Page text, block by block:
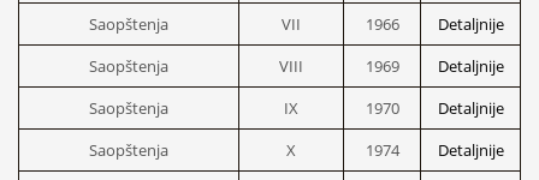
Saopštenja
VII 1966
Detaljnije
Saopštenja
VIII 1969
Detaljnije
Saopštenja
IX 1970
Detaljnije
Saopštenja
X 1974
Detaljnije